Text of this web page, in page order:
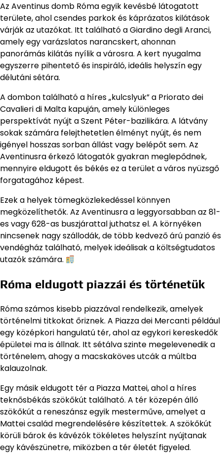
Az Aventinus domb Róma egyik kevésbé látogatott
területe, ahol csendes parkok és káprázatos kilátások
várják az utazókat. Itt található a Giardino degli Aranci,
amely egy varázslatos narancskert, ahonnan
panorámás kilátás nyílik a városra. A kert nyugalma
egyszerre pihentető és inspiráló, ideális helyszín egy
délutáni sétára.
A dombon található a híres „kulcslyuk” a Priorato dei
Cavalieri di Malta kapuján, amely különleges
perspektívát nyújt a Szent Péter-bazilikára. A látvány
sokak számára felejthetetlen élményt nyújt, és nem
igényel hosszas sorban állást vagy belépőt sem. Az
Aventinusra érkező látogatók gyakran meglepődnek,
mennyire eldugott és békés ez a terület a város nyüzsgő
forgatagához képest.
Ezek a helyek tömegközlekedéssel könnyen
megközelíthetők. Az Aventinusra a leggyorsabban az 81-
es vagy 628-as buszjárattal juthatsz el. A környéken
nincsenek nagy szállodák, de több kedvező árú panzió és
vendégház található, melyek ideálisak a költségtudatos
utazók számára.
Róma eldugott piazzái és történetük
Róma számos kisebb piazzával rendelkezik, amelyek
történelmi titkokat őriznek. A Piazza dei Mercanti például
egy középkori hangulatú tér, ahol az egykori kereskedők
épületei ma is állnak. Itt sétálva szinte megelevenedik a
történelem, ahogy a macskaköves utcák a múltba
kalauzolnak.
Egy másik eldugott tér a Piazza Mattei, ahol a híres
teknősbékás szökőkút található. A tér közepén álló
szökőkút a reneszánsz egyik mesterműve, amelyet a
Mattei család megrendelésére készítettek. A szökőkút
körüli bárok és kávézók tökéletes helyszínt nyújtanak
egy kávészünetre, miközben a tér életét figyeled.